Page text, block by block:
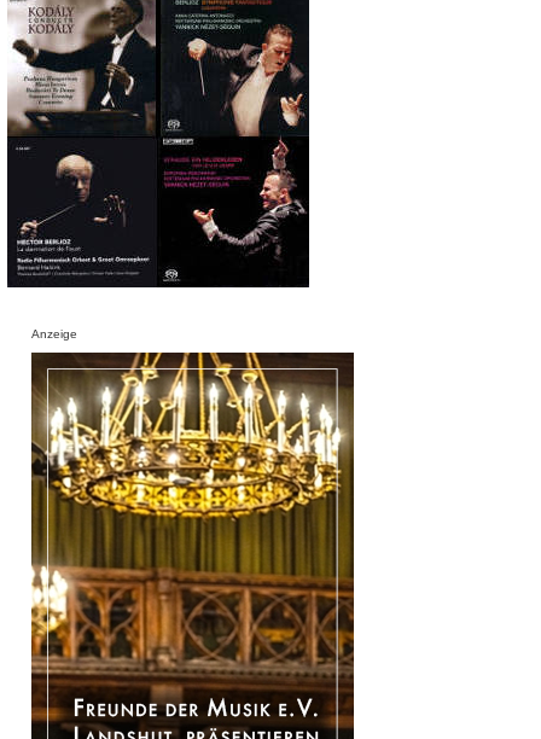
Anzeige